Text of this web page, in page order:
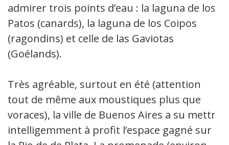
admirer trois points d’eau : la laguna de los
Patos (canards), la laguna de los Coipos
(ragondins) et celle de las Gaviotas
(Goélands).
Très agréable, surtout en été (attention
tout de même aux moustiques plus que
voraces), la ville de Buenos Aires a su mettre
intelligemment à profit l’espace gagné sur